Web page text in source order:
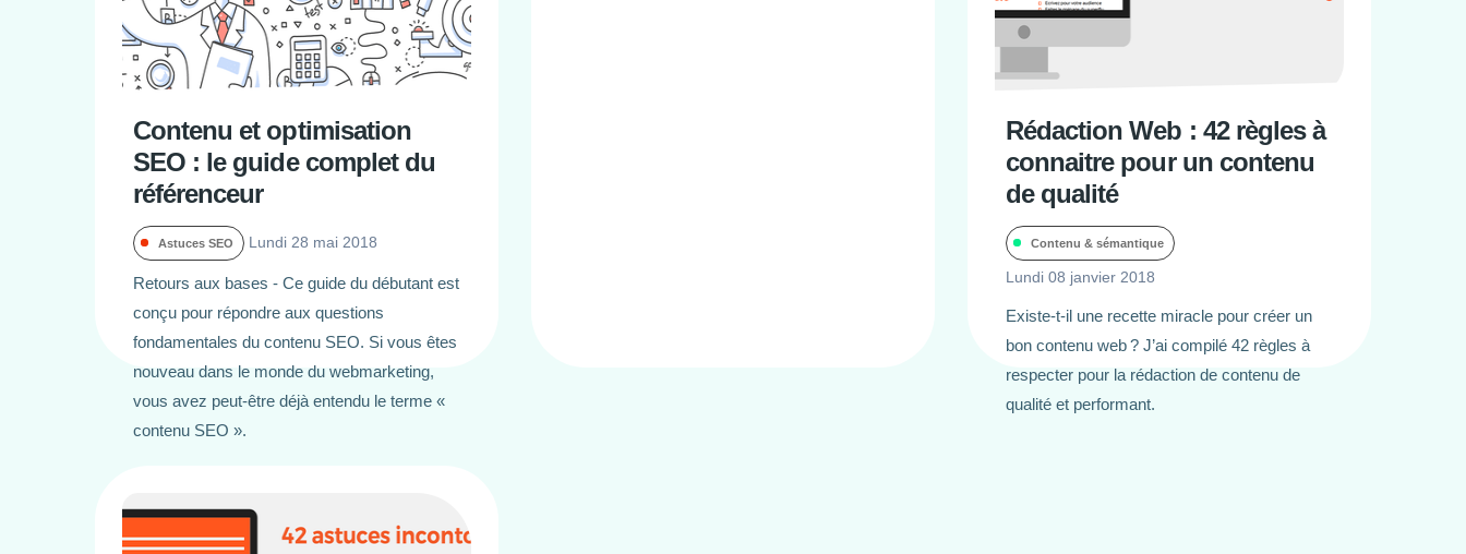
Contenu et optimisation
SEO : le guide complet du
référenceur
Astuces SEO Lundi 28 mai 2018
Retours aux bases - Ce guide du débutant est
conçu pour répondre aux questions
fondamentales du contenu SEO. Si vous êtes
nouveau dans le monde du webmarketing,
vous avez peut-être déjà entendu le terme «
contenu SEO ».
Rédaction Web : 42 règles à
connaitre pour un contenu
de qualité
Contenu & sémantique
Lundi 08 janvier 2018
Existe-t-il une recette miracle pour créer un
bon contenu web ? J’ai compilé 42 règles à
respecter pour la rédaction de contenu de
qualité et performant.